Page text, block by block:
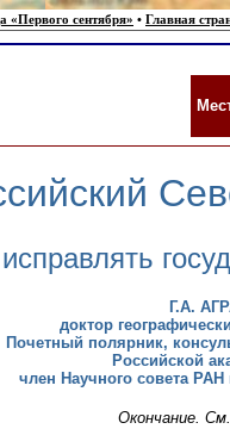
«Первого сентября» • Главная
Г.А.
доктор
Почетный полярник,
Российской
член Научного совета РАН
Окончание. См.